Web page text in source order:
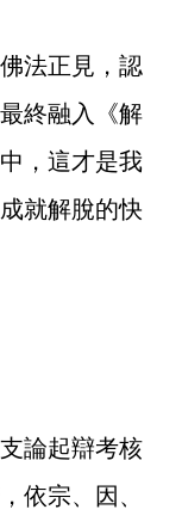
法正見，認
終融入《解
，這才是我
就解脫的快
論起辯考核
依宗、因、